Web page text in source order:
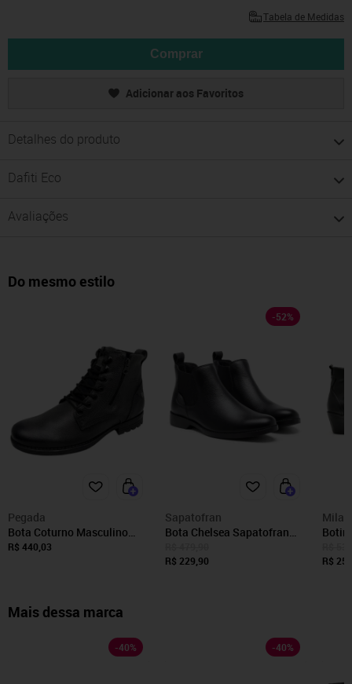
Tabela de Medidas
Comprar
Adicionar aos Favoritos
Detalhes do produto
Dafiti Eco
Avaliações
Do mesmo estilo
Pegada
Bota Coturno Masculino
Conforto Tratorado Macio
R$ 440,03
-52%
Sapatofran
Bota Chelsea Sapatofran
Preto
R$ 229,90
Mila
R$
Mais dessa marca
-40% -40%